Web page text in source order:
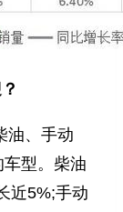
、手动
型。柴油
近5%;手动